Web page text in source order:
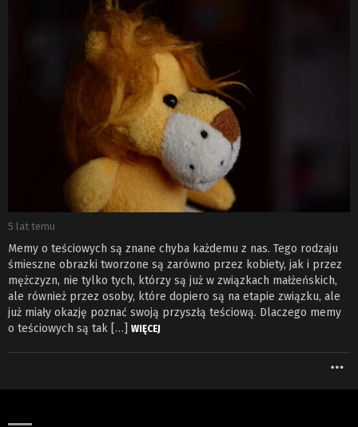
5 lat temu
Memy o teściowych są znane chyba każdemu z nas. Tego rodzaju
śmieszne obrazki tworzone są zarówno przez kobiety, jak i przez
mężczyzn, nie tylko tych, którzy są już w związkach małżeńskich,
ale również przez osoby, które dopiero są na etapie związku, ale
już miały okazję poznać swoją przyszłą teściową. Dlaczego memy
o teściowych są tak […] WIĘCEJ